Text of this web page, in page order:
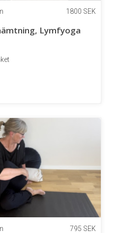
1800 SEK
Lymfyoga
795 SEK